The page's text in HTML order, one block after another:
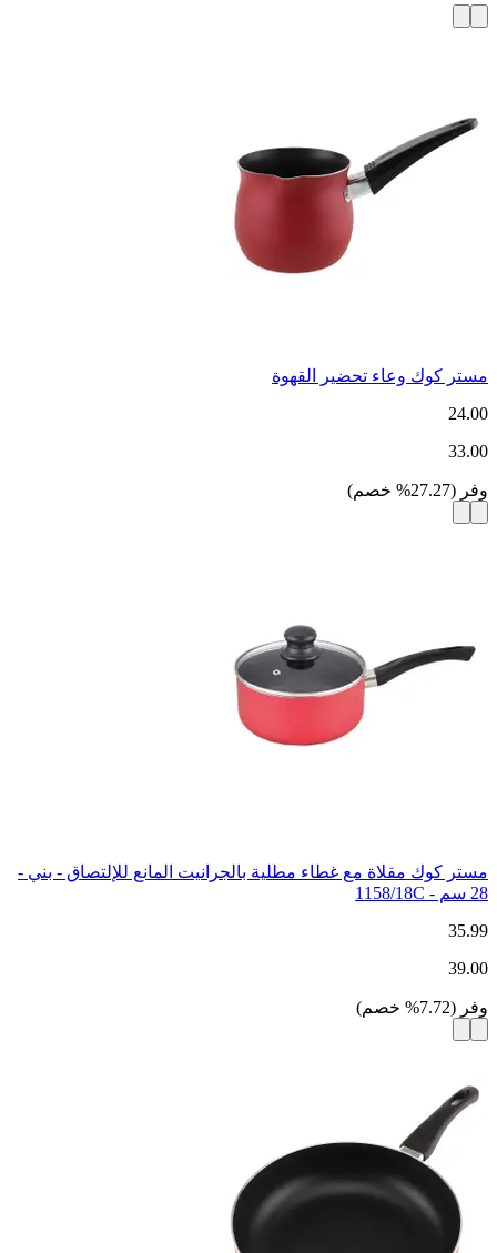
مستر كوك وعاء تحضير القهوة
24.00
33.00
وفر (
27.27
% خصم)
مستر كوك مقلاة مع غطاء مطلية بالجرانيت المانع للإلتصاق - بني -
28 سم - 1158/18C
35.99
39.00
وفر (
7.72
% خصم)